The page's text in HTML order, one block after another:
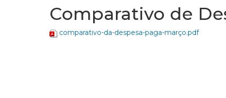
Comparativo de
comparativo-da-despesa-paga-março.pdf